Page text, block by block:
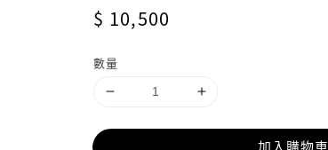
Regular
$ 10,500
數量
加入購物車